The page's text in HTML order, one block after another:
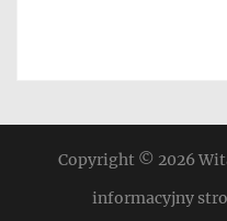
Copyright © 2026
informacyjny